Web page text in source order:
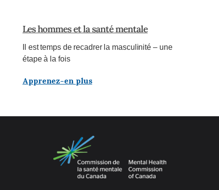
Les hommes et la santé mentale
Il est temps de recadrer la masculinité – une
étape à la fois
Apprenez-en plus